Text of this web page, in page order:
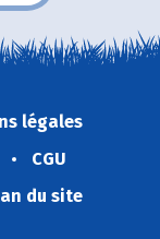
légales
CGU
du site